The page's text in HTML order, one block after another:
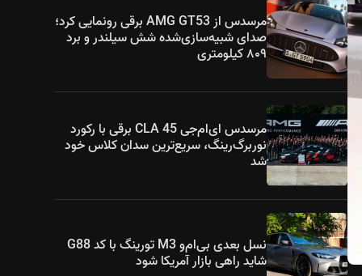
مرسدس از AMG GT53 برقی رونمایی کرد؛
صدای شبیه‌سازی‌شده شش سیلندر و برد
۸۰۹ کیلومتری
مرسدس ای‌ام‌جی CLA 45 برقی با رکورد
نوربرگ‌رینگ، سریع‌ترین سدان کلاس خود
شد
نسل بعدی بی‌ام‌و M3 تورینگ با کد G88
شاید راهی بازار آمریکا شود